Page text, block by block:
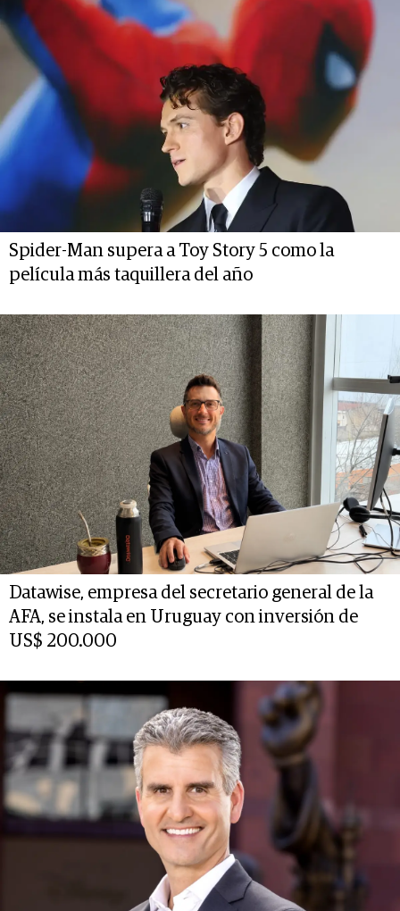
Spider-Man supera a Toy Story 5 como la
película más taquillera del año
Datawise, empresa del secretario general de la
AFA, se instala en Uruguay con inversión de
US$ 200.000